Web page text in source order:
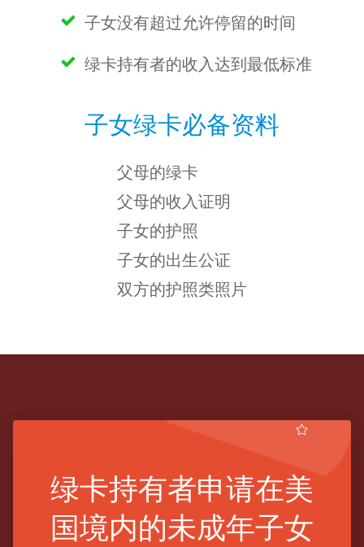
子女没有超过允许停留的时间
绿卡持有者的收入达到最低标准
子女绿卡必备资料
父母的绿卡
父母的收入证明
子女的护照
子女的出生公证
双方的护照类照片
绿卡持有者申请在美
国境内的未成年子女